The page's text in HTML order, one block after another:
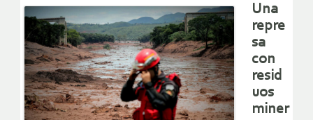
Una
repre
sa
con
resid
uos
miner